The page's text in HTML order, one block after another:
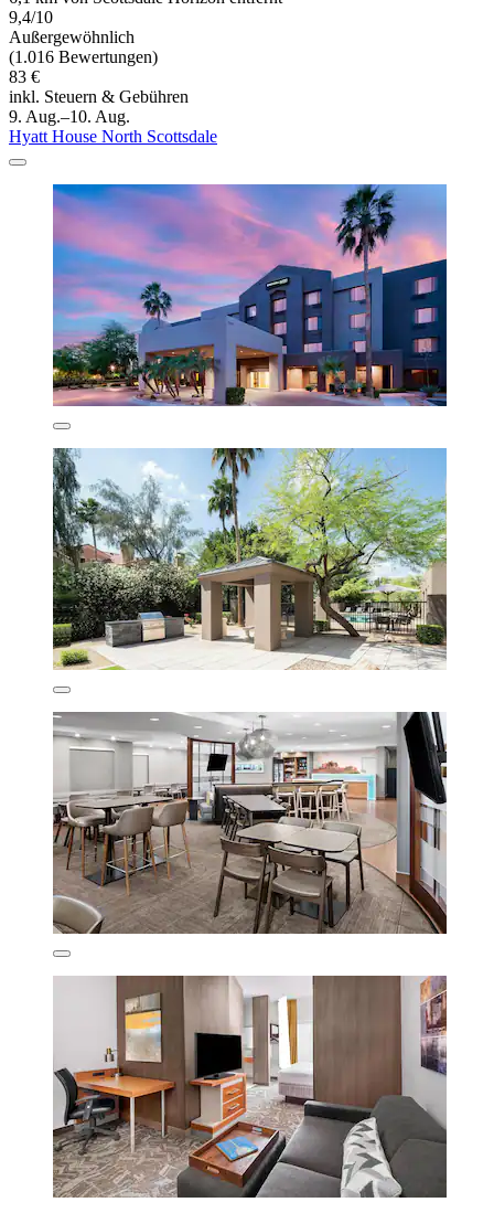
9,4/10
Außergewöhnlich
(1.016 Bewertungen)
83 €
inkl. Steuern & Gebühren
9. Aug.–10. Aug.
Hyatt House North Scottsdale